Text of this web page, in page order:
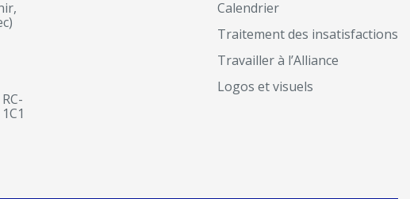
Calendrier
Traitement des insatisfactions
Travailler à l’Alliance
Logos et visuels